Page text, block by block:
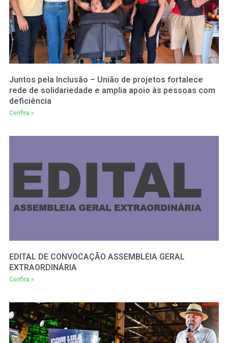
Juntos pela Inclusão – União de projetos fortalece
rede de solidariedade e amplia apoio às pessoas com
deficiência
Confira »
EDITAL DE CONVOCAÇÃO ASSEMBLEIA GERAL
EXTRAORDINÁRIA
Confira »